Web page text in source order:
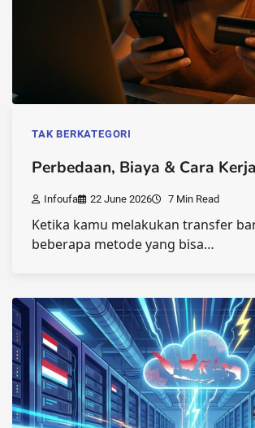
TAK BERKATEGORI
Perbedaan, Biaya & Cara Kerja
Infoufa 22 June 2026 7 Min Read
Ketika kamu melakukan transfer
beberapa metode yang bisa…